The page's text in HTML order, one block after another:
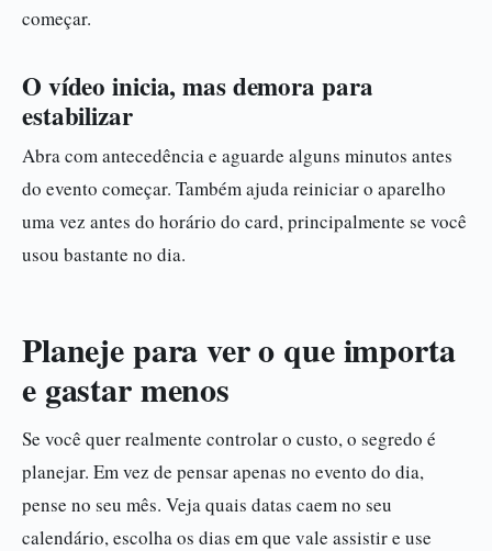
começar.
O vídeo inicia, mas demora para
estabilizar
Abra com antecedência e aguarde alguns minutos antes
do evento começar. Também ajuda reiniciar o aparelho
uma vez antes do horário do card, principalmente se você
usou bastante no dia.
Planeje para ver o que importa
e gastar menos
Se você quer realmente controlar o custo, o segredo é
planejar. Em vez de pensar apenas no evento do dia,
pense no seu mês. Veja quais datas caem no seu
calendário, escolha os dias em que vale assistir e use